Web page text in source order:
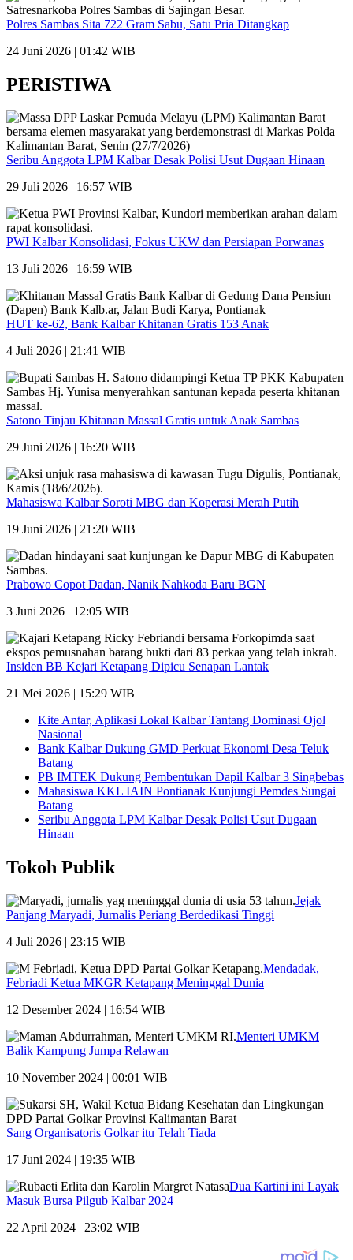
Polres Sambas Sita 722 Gram Sabu, Satu Pria Ditangkap
24 Juni 2026 | 01:42 WIB
PERISTIWA
Seribu Anggota LPM Kalbar Desak Polisi Usut Dugaan Hinaan
29 Juli 2026 | 16:57 WIB
PWI Kalbar Konsolidasi, Fokus UKW dan Persiapan Porwanas
13 Juli 2026 | 16:59 WIB
HUT ke-62, Bank Kalbar Khitanan Gratis 153 Anak
4 Juli 2026 | 21:41 WIB
Satono Tinjau Khitanan Massal Gratis untuk Anak Sambas
29 Juni 2026 | 16:20 WIB
Mahasiswa Kalbar Soroti MBG dan Koperasi Merah Putih
19 Juni 2026 | 21:20 WIB
Prabowo Copot Dadan, Nanik Nahkoda Baru BGN
3 Juni 2026 | 12:05 WIB
Insiden BB Kejari Ketapang Dipicu Senapan Lantak
21 Mei 2026 | 15:29 WIB
Kite Antar, Aplikasi Lokal Kalbar Tantang Dominasi Ojol
Nasional
Bank Kalbar Dukung GMD Perkuat Ekonomi Desa Teluk
Batang
PB IMTEK Dukung Pembentukan Dapil Kalbar 3 Singbebas
Mahasiswa KKL IAIN Pontianak Kunjungi Pemdes Sungai
Batang
Seribu Anggota LPM Kalbar Desak Polisi Usut Dugaan
Hinaan
Tokoh Publik
Jejak
Panjang Maryadi, Jurnalis Periang Berdedikasi Tinggi
4 Juli 2026 | 23:15 WIB
Mendadak,
Febriadi Ketua MKGR Ketapang Meninggal Dunia
12 Desember 2024 | 16:54 WIB
Menteri UMKM
Balik Kampung Jumpa Relawan
10 November 2024 | 00:01 WIB
Sang Organisatoris Golkar itu Telah Tiada
17 Juni 2024 | 19:35 WIB
Dua Kartini ini Layak
Masuk Bursa Pilgub Kalbar 2024
22 April 2024 | 23:02 WIB